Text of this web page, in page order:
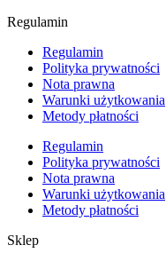
Regulamin
Regulamin
Polityka prywatności
Nota prawna
Warunki użytkowania
Metody płatności
Regulamin
Polityka prywatności
Nota prawna
Warunki użytkowania
Metody płatności
Sklep